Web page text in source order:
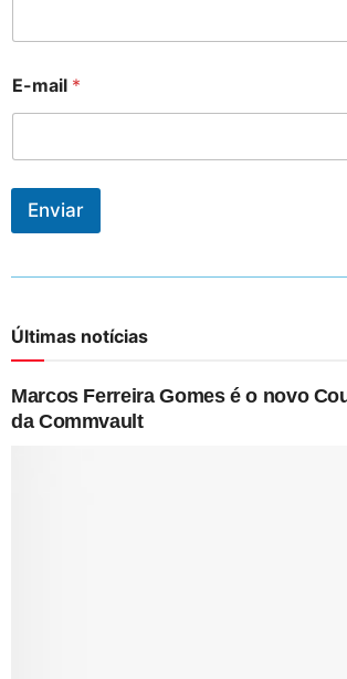
E-mail *
Enviar
Últimas notícias
Marcos Ferreira Gomes é o novo
da Commvault